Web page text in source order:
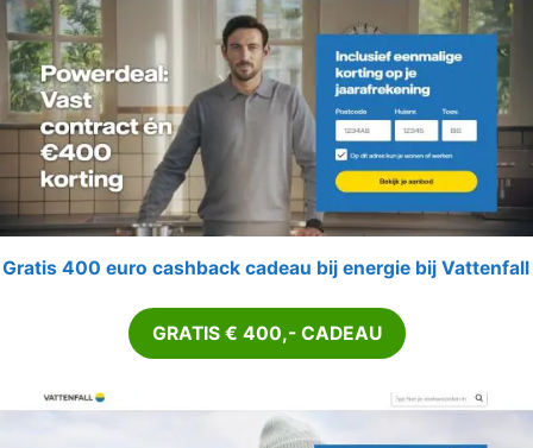
Gratis 400 euro cashback cadeau bij energie bij Vattenfall
GRATIS € 400,- CADEAU